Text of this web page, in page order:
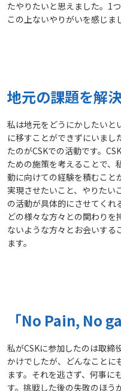
たやりたいと思えました。1
この上ないやりがいを感じま
地元の課題を解決
私は地元をどうにかしたいと
に移すことができずにいま
たのがCSKでの活動です。
ための施策を考えることで、
動に向けての経験を積むこと
実現させたいこと、やりたい
の活動が具体的にさせてくれ
どの様々な方々との関わりを
ないような方々とお会いする
ます。
「No Pain, No
私がCSKに参加したのは取締
かけでしたが、どんなことに
ます。それを逃さず、何事に
す。挑戦した後の失敗のほう